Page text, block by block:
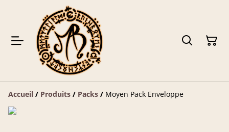
Accueil / Produits / Packs / Moyen Pack Enveloppe